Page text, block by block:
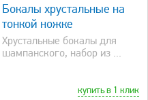
Бокалы хрустальные на
тонкой ножке
Xрустальные бокалы для
шампанского, набор из ...
купить в 1 клик